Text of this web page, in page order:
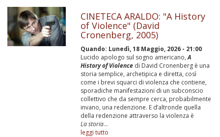
CINETECA ARALDO: "A History
of Violence" (David
Cronenberg, 2005)
Quando: Lunedì, 18 Maggio, 2026 - 21:00
Lucido apologo sul sogno americano, A
History of Violence di David Cronenberg è una
storia semplice, archetipica e diretta, così
come i brevi squarci di violenza che contiene,
sporadiche manifestazioni di un subconscio
collettivo che da sempre cerca, probabilmente
invano, una redenzione. E d’altronde quella
della redenzione attraverso la violenza è
La storia...
leggi tutto